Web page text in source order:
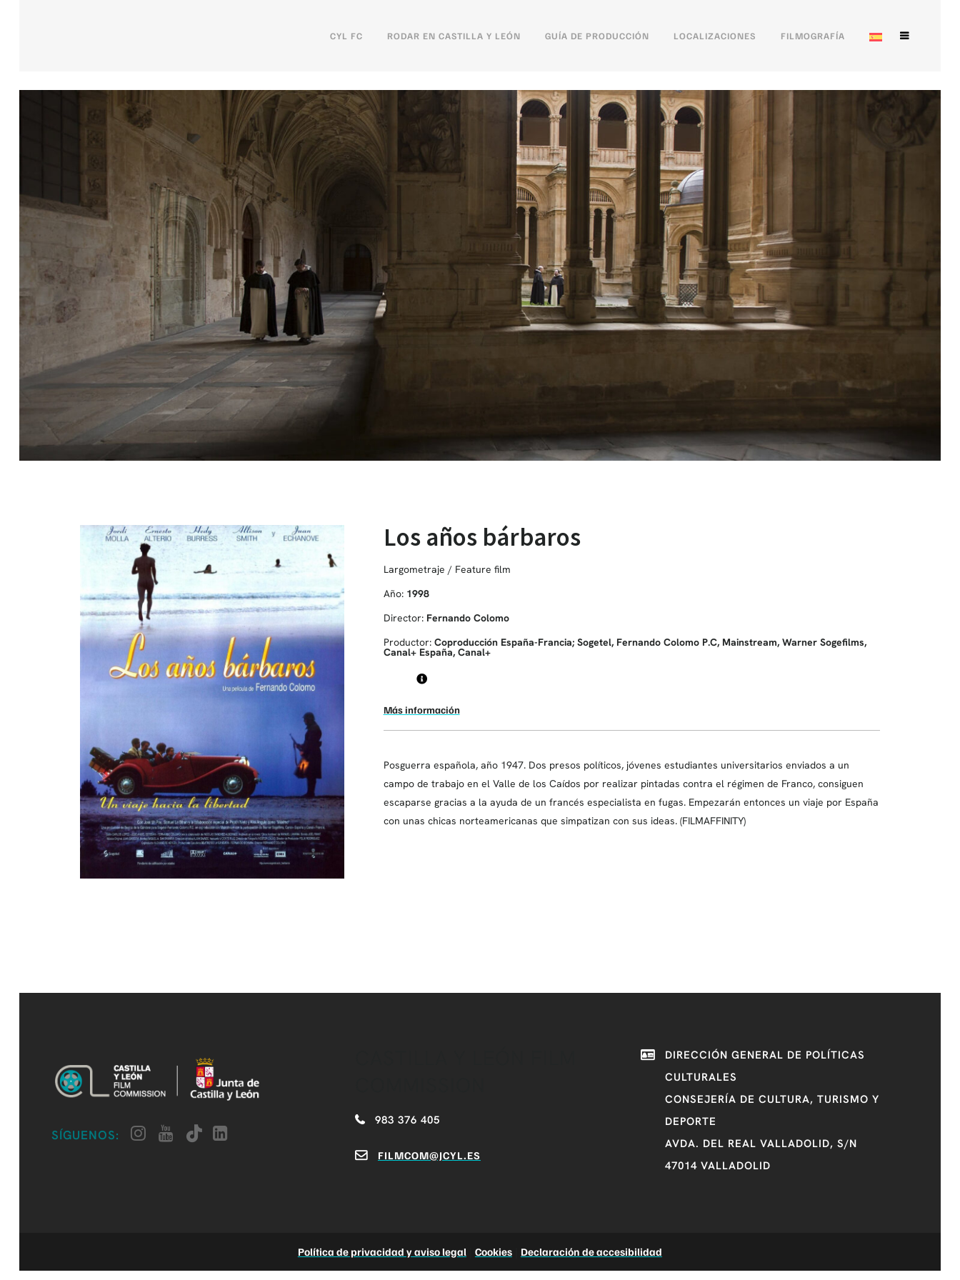
CYL FC RODAR EN CASTILLA Y LEÓN GUÍA DE PRODUCCIÓN LOCALIZACIONES FILMOGRAFÍA
Los años bárbaros
Largometraje / Feature film
Año: 1998
Director: Fernando Colomo
Productor: Coproducción España-Francia; Sogetel, Fernando Colomo P.C, Mainstream, Warner Sogefilms,
Canal+ España, Canal+
Más información
Posguerra española, año 1947. Dos presos políticos, jóvenes estudiantes universitarios enviados a un
campo de trabajo en el Valle de los Caídos por realizar pintadas contra el régimen de Franco, consiguen
escaparse gracias a la ayuda de un francés especialista en fugas. Empezarán entonces un viaje por España
con unas chicas norteamericanas que simpatizan con sus ideas. (FILMAFFINITY)
SÍGUENOS:
983 376 405
FILMCOM@JCYL.ES
DIRECCIÓN GENERAL DE POLÍTICAS
CULTURALES
CONSEJERÍA DE CULTURA, TURISMO Y
DEPORTE
AVDA. DEL REAL VALLADOLID, S/N
47014 VALLADOLID
Política de privacidad y aviso legal| Cookies| Declaración de accesibilidad